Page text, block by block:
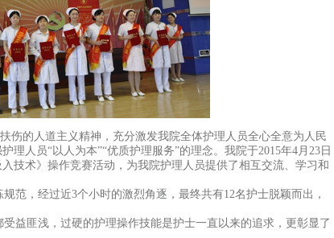
伤的人道主义精神，充分激发我院全体护理人员全心全意为人民
理人员“以人为本”“优质护理服务”的理念。我院于2015年4月23日
技术》操作竞赛活动，为我院护理人员提供了相互交流、学习和
范，经过近3个小时的激烈角逐，最终共有12名护士脱颖而出，
益匪浅，过硬的护理操作技能是护士一直以来的追求，更彰显了